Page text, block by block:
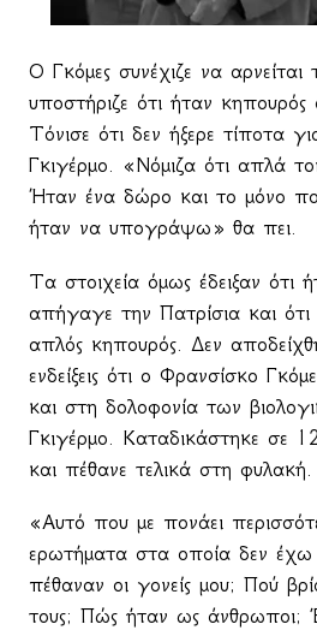
Ο Γκόμες συνέχιζε να
υποστήριζε ότι ήταν
Τόνισε ότι δεν ήξερε τίποτα
Γκιγέρμο. «Νόμιζα ότι απλά
Ήταν ένα δώρο και το μόνο
ήταν να υπογράψω» θα πει.
Τα στοιχεία όμως έδειξαν
απήγαγε την Πατρίσια και ότι
απλός κηπουρός. Δεν
ενδείξεις ότι ο Φρανσίσκο
και στη δολοφονία των
Γκιγέρμο. Καταδικάστηκε σε
και πέθανε τελικά στη φυλακή.
«Αυτό που με πονάει
ερωτήματα στα οποία δεν
πέθαναν οι γονείς μου; Πού
τους; Πώς ήταν ως άνθρωποι;